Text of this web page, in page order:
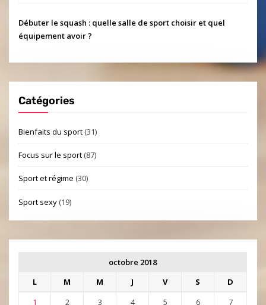
Débuter le squash : quelle salle de sport choisir et quel
équipement avoir ?
Catégories
Bienfaits du sport (31)
Focus sur le sport (87)
Sport et régime (30)
Sport sexy (19)
octobre 2018
L
M M J V S
D
1
2 3 4 5 6 7